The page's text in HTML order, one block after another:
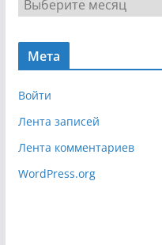
я
р
х
Мета
Войти
Лента записей
Лента комментариев
WordPress.org